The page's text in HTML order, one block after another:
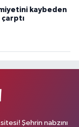
kaybeden
Şehrin nabzını